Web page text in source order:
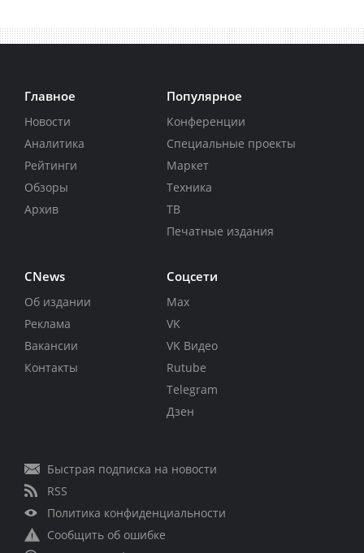
Главное
Новости
Аналитика
Рейтинги
Обзоры
Архив
Популярное
Конференции
Специальные проекты
Маркет
Техника
ТВ
Печатные издания
CNews
Об издании
Реклама
Вакансии
Контакты
Соцсети
Max
VK
VK Видео
Rutube
Telegram
Дзен
Быстрая подписка на новости
RSS
Политика конфиденциальности
Сообщить об ошибке